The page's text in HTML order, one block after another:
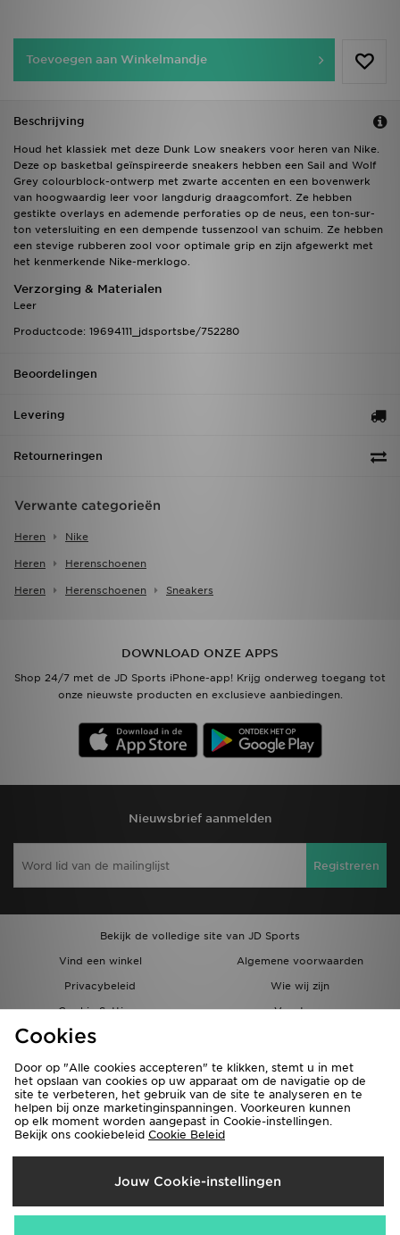
Toevoegen aan Winkelmandje
Beschrijving
Houd het klassiek met deze Dunk Low sneakers voor heren van Nike.
Deze op basketbal geïnspireerde sneakers hebben een Sail and Wolf
Grey colourblock-ontwerp met zwarte accenten en een bovenwerk
van hoogwaardig leer voor langdurig draagcomfort. Ze hebben
gestikte overlays en ademende perforaties op de neus, een ton-sur-
ton vetersluiting en een dempende tussenzool van schuim. Ze hebben
een stevige rubberen zool voor optimale grip en zijn afgewerkt met
het kenmerkende Nike-merklogo.
Verzorging & Materialen
Leer
Productcode: 19694111_jdsportsbe/752280
Beoordelingen
Levering
Retourneringen
Verwante categorieën
Heren Nike
Heren Herenschoenen
Heren Herenschoenen Sneakers
DOWNLOAD ONZE APPS
Shop 24/7 met de JD Sports iPhone-app! Krijg onderweg toegang tot
onze nieuwste producten en exclusieve aanbiedingen.
Nieuwsbrief aanmelden
Registreren
Bekijk de volledige site van JD Sports
Vind een winkel
Algemene voorwaarden
Privacybeleid
Wie wij zijn
Cookie Settings
Vacatures
Bestellingen en Levering
Verzenden Naar
België
Cookies
Door op "Alle cookies accepteren" te klikken, stemt u in met
het opslaan van cookies op uw apparaat om de navigatie op de
site te verbeteren, het gebruik van de site te analyseren en te
helpen bij onze marketinginspanningen. Voorkeuren kunnen
op elk moment worden aangepast in Cookie-instellingen.
Bekijk ons cookiebeleid Cookie Beleid
Jouw Cookie-instellingen